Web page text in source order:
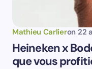
Email *
Mathieu Carlieron 22
Heineken x
que vous